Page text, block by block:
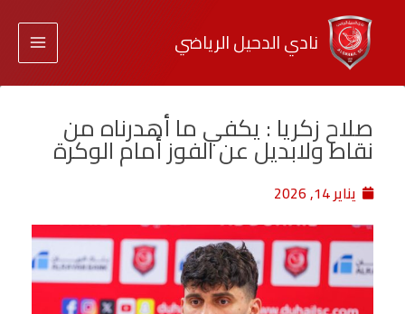
نادي الدحيل الرياضي
صلاح زكريا : يكفي ما أهدرناه من
نقاط ولابديل عن الفوز أمام الوكرة
يناير 14, 2026